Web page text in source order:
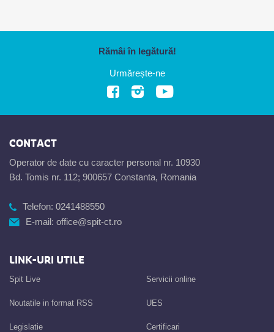
Rămâi în legătură!
Urmărește-ne
CONTACT
Operator de date cu caracter personal nr. 10930
Bd. Tomis nr. 112; 900657 Constanta, Romania
Telefon: 0241488550
E-mail: office@spit-ct.ro
LINK-URI UTILE
Spit Live
Noutatile in format RSS
Legislatie
Servicii online
UES
Certificari